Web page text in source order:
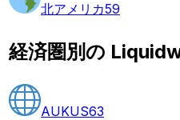
北アメリカ59
経済圏別の
AUKUS63